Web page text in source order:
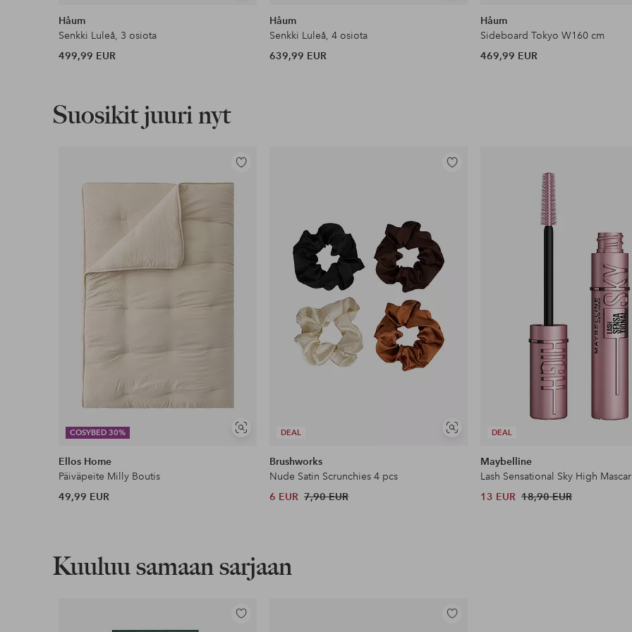
Håum
Senkki Luleå, 3 osiota
499,99 EUR
Håum
Senkki Luleå, 4 osiota
639,99 EUR
Håum
Sideboard Tokyo W160 cm
469,99 EUR
Suosikit juuri nyt
COSYBED 30%
Näytä
Lisää
suosikkeihin
Ellos Home
Päiväpeite Milly Boutis
49,99 EUR
DEAL
Näytä
Lisää
Brushworks
Nude Satin Scrunchies 4 pcs
6 EUR 7,90 EUR
DEAL
Maybelline
Lash Sensational Sky High
13 EUR 18,90 EUR
Kuuluu samaan sarjaan
Lisää
Lisää